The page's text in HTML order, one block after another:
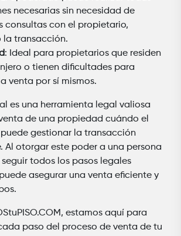
necesarias sin necesidad de
consultas con el propietario,
la transacción.
: Ideal para propietarios que residen
o tienen dificultades para
venta por sí mismos.
es una herramienta legal valiosa
de una propiedad cuándo el
gestionar la transacción
Al otorgar este poder a una persona
todos los pasos legales
asegurar una venta eficiente y
estamos aquí para
paso del proceso de venta de tu